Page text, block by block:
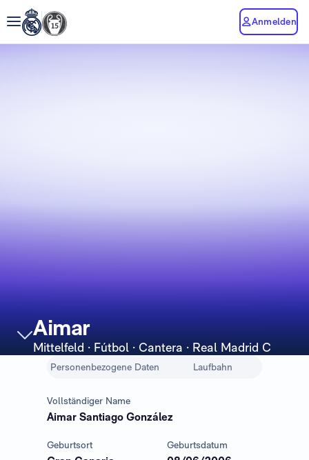
Anmelden
Aimar
Mittelfeld · Fútbol · Cantera · Real Madrid C
Personenbezogene Daten Laufbahn
Vollständiger Name
Aimar Santiago González
Geburtsort Geburtsdatum